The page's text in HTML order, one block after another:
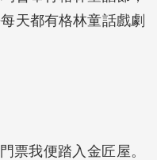
天都有格林童話戲劇
票我便踏入金匠屋。